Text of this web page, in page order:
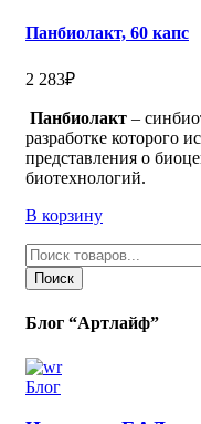
Панбиолакт, 60 капс
2 283₽
Панбиолакт –
разработке которого
представления о
биотехнологий.
В корзину
товаров
Поиск
Блог “Артлайф”
Блог